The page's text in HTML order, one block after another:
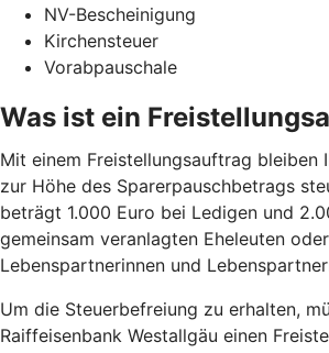
NV-Bescheinigung
Kirchensteuer
Vorabpauschale
Was ist ein
Mit einem Freistellungsauftrag bleiben
zur Höhe des Sparerpauschbetrags
beträgt 1.000 Euro bei Ledigen und
gemeinsam veranlagten Eheleuten
Lebenspartnerinnen und
Um die Steuerbefreiung zu erhalten,
Raiffeisenbank Westallgäu einen